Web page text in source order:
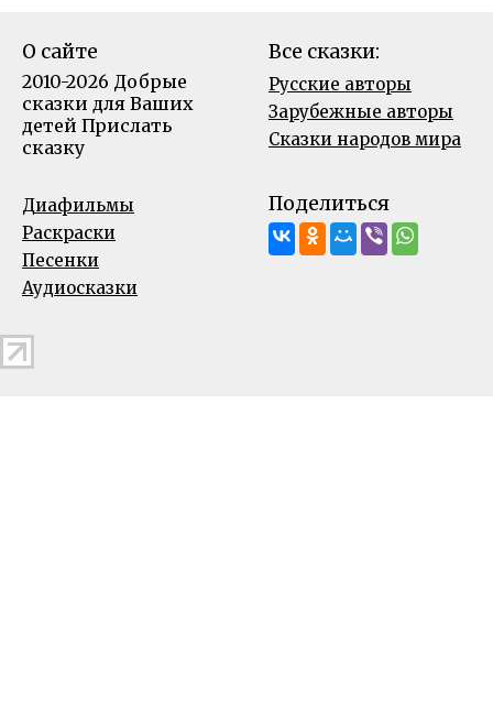
О сайте
2010-2026 Добрые
сказки для Ваших
детей Прислать
сказку
Все сказки:
Русские авторы
Зарубежные авторы
Сказки народов мира
Диафильмы
Раскраски
Песенки
Аудиосказки
Поделиться